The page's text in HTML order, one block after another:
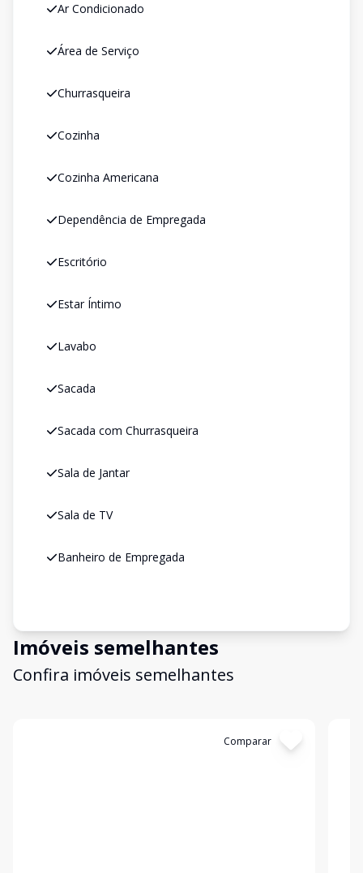
Ar Condicionado
Área de Serviço
Churrasqueira
Cozinha
Cozinha Americana
Dependência de Empregada
Escritório
Estar Íntimo
Lavabo
Sacada
Sacada com Churrasqueira
Sala de Jantar
Sala de TV
Banheiro de Empregada
Imóveis semelhantes
Confira imóveis semelhantes
Comparar